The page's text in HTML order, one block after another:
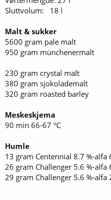
Sluttvolum: 18 l
Malt & sukker
5600 gram pale malt
950 gram münchenermalt
230 gram crystal malt
380 gram sjokolademalt
320 gram roasted barley
Meskeskjema
90 min 66-67 °C
Humle
13 gram Centennial 8.7 %-alfa
26 gram Challenger 5.6 %-alfa
29 gram Challenger 5.6 %-alfa